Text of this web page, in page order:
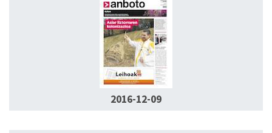
2016-12-09